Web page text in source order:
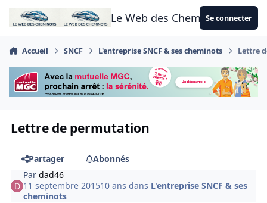
Aller au contenu
Le Web des CheminotsSe connecter
Accueil SNCF L'entreprise SNCF & ses cheminots Lettre
Lettre de permutation
Partager
Abonnés
Pardad46
11 septembre 201510 ans dans L'entreprise SNCF & ses
cheminots